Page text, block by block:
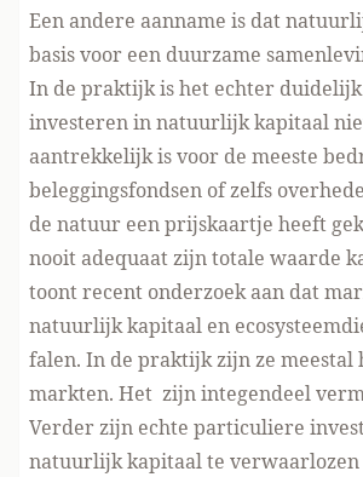
Een andere aanname is dat
basis voor een duurzame
In de praktijk is het echter
investeren in natuurlijk kapitaal
aantrekkelijk is voor de meeste
beleggingsfondsen of zelfs
de natuur een prijskaartje heeft
nooit adequaat zijn totale waarde
toontrecent onderzoekaan dat
natuurlijk kapitaal en
falen. In de praktijk zijn ze meestal
markten. Het zijn integendeel
Verder zijn echte particuliere
natuurlijk kapitaal te